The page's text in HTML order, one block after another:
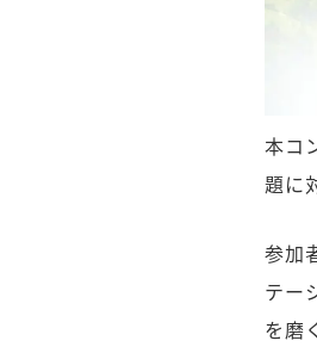
本コ
題に
参加
テー
を磨